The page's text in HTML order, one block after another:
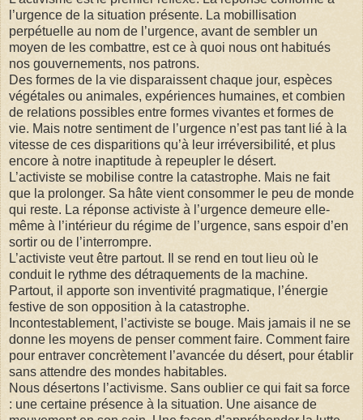
l’urgence de la situation présente. La mobillisation
perpétuelle au nom de l’urgence, avant de sembler un
moyen de les combattre, est ce à quoi nous ont habitués
nos gouvernements, nos patrons.
Des formes de la vie disparaissent chaque jour, espèces
végétales ou animales, expériences humaines, et combien
de relations possibles entre formes vivantes et formes de
vie. Mais notre sentiment de l’urgence n’est pas tant lié à la
vitesse de ces disparitions qu’à leur irréversibilité, et plus
encore à notre inaptitude à repeupler le désert.
L’activiste se mobilise contre la catastrophe. Mais ne fait
que la prolonger. Sa hâte vient consommer le peu de monde
qui reste. La réponse activiste à l’urgence demeure elle-
même à l’intérieur du régime de l’urgence, sans espoir d’en
sortir ou de l’interrompre.
L’activiste veut être partout. Il se rend en tout lieu où le
conduit le rythme des détraquements de la machine.
Partout, il apporte son inventivité pragmatique, l’énergie
festive de son opposition à la catastrophe.
Incontestablement, l’activiste se bouge. Mais jamais il ne se
donne les moyens de penser comment faire. Comment faire
pour entraver concrètement l’avancée du désert, pour établir
sans attendre des mondes habitables.
Nous désertons l’activisme. Sans oublier ce qui fait sa force
: une certaine présence à la situation. Une aisance de